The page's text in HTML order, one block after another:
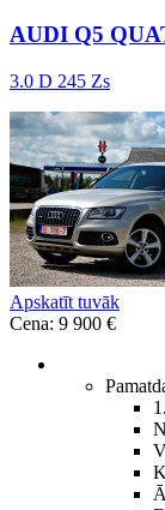
AUDI Q5
3.0 D 245 Zs
Apskatīt tuvāk
Cena: 9 900 €